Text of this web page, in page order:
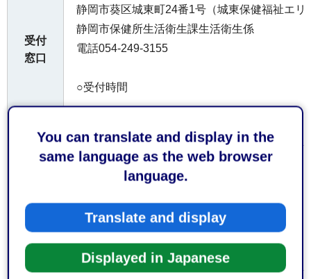
You can translate and display in the
same language as the web browser
language.
Translate and display
Displayed in Japanese
受付
窓口
静岡市葵区城東町24番1号（城東保健福祉エリ
静岡市保健所生活衛生課生活衛生係
電話054-249-3155
○受付時間
お持
てい
くも
の